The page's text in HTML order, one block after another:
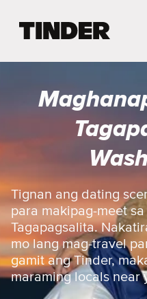
r
o
e
Tignan ang dating
para makipag-meet
Tagapagsalita.
mo lang mag-travel
gamit ang Tinder,
maraming locals near